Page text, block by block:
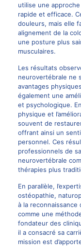
utilise une
rapide et efficace.
douleurs, mais elle
alignement de la
une posture plus
musculaires.
Les résultats
neurovertébrale ne
avantages
également une
et psychologique.
physique et
souvent de
offrant ainsi un
personnel. Ces
professionnels de
neurovertébrale
thérapies plus
En parallèle,
ostéopathie,
à la
comme une
fondateur des
il a consacré sa
mission est